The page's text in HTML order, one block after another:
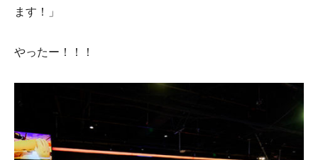
ます！」
やったー！！！